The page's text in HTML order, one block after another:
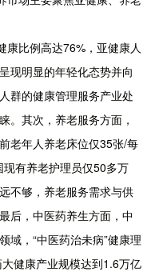
比例高达76%，亚健康人
现明显的年轻化态势并向
群的健康管理服务产业处
。其次，养老服务方面，
老年人养老床位仅35张/每
有养老护理员仅50多万
不够，养老服务需求与供
后，中医药养生方面，中
域，“中医药治未病”健康理
健康产业规模达到1.6万亿